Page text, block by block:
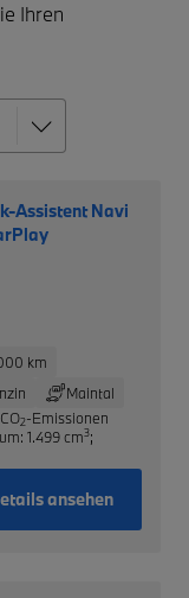
Ihren
Assistent Navi
km
Maintal
CO2-Emissionen
1.499 cm3;
ansehen